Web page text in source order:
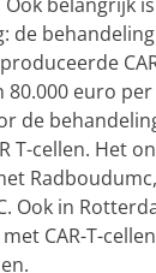
de
80.000 euro
de
T-cellen. Het
Ook in
CAR-T-